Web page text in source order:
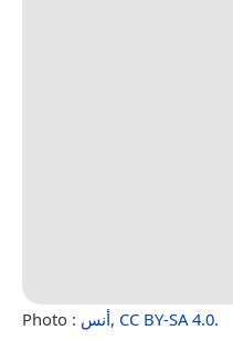
Photo : أنس, CC BY-SA 4.0.